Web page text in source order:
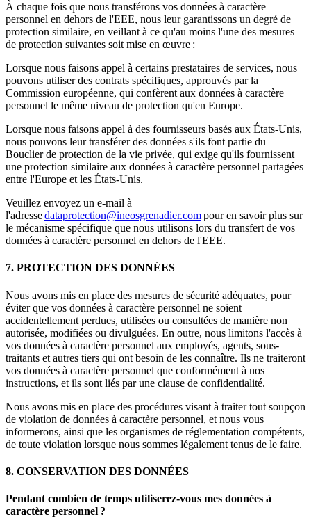
À chaque fois que nous transférons vos données à caractère
personnel en dehors de l'EEE, nous leur garantissons un degré de
protection similaire, en veillant à ce qu'au moins l'une des mesures
de protection suivantes soit mise en œuvre :
Lorsque nous faisons appel à certains prestataires de services, nous
pouvons utiliser des contrats spécifiques, approuvés par la
Commission européenne, qui confèrent aux données à caractère
personnel le même niveau de protection qu'en Europe.
Lorsque nous faisons appel à des fournisseurs basés aux États-Unis,
nous pouvons leur transférer des données s'ils font partie du
Bouclier de protection de la vie privée, qui exige qu'ils fournissent
une protection similaire aux données à caractère personnel partagées
entre l'Europe et les États-Unis.
Veuillez envoyez un e-mail à
l'adressedataprotection@ineosgrenadier.compour en savoir plus sur
le mécanisme spécifique que nous utilisons lors du transfert de vos
données à caractère personnel en dehors de l'EEE.
7. PROTECTION DES DONNÉES
Nous avons mis en place des mesures de sécurité adéquates, pour
éviter que vos données à caractère personnel ne soient
accidentellement perdues, utilisées ou consultées de manière non
autorisée, modifiées ou divulguées. En outre, nous limitons l'accès à
vos données à caractère personnel aux employés, agents, sous-
traitants et autres tiers qui ont besoin de les connaître. Ils ne traiteront
vos données à caractère personnel que conformément à nos
instructions, et ils sont liés par une clause de confidentialité.
Nous avons mis en place des procédures visant à traiter tout soupçon
de violation de données à caractère personnel, et nous vous
informerons, ainsi que les organismes de réglementation compétents,
de toute violation lorsque nous sommes légalement tenus de le faire.
8. CONSERVATION DES DONNÉES
Pendant combien de temps utiliserez-vous mes données à
caractère personnel ?